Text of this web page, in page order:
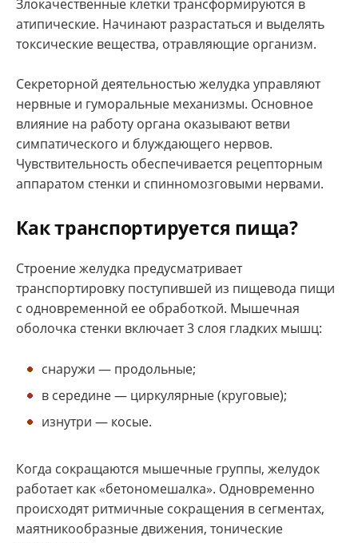
Злокачественные клетки трансформируются в
атипические. Начинают разрастаться и выделять
токсические вещества, отравляющие организм.
Секреторной деятельностью желудка управляют
нервные и гуморальные механизмы. Основное
влияние на работу органа оказывают ветви
симпатического и блуждающего нервов.
Чувствительность обеспечивается рецепторным
аппаратом стенки и спинномозговыми нервами.
Как транспортируется пища?
Строение желудка предусматривает
транспортировку поступившей из пищевода пищи
с одновременной ее обработкой. Мышечная
оболочка стенки включает 3 слоя гладких мышц:
снаружи — продольные;
в середине — циркулярные (круговые);
изнутри — косые.
Когда сокращаются мышечные группы, желудок
работает как «бетономешалка». Одновременно
происходят ритмичные сокращения в сегментах,
маятникообразные движения, тонические